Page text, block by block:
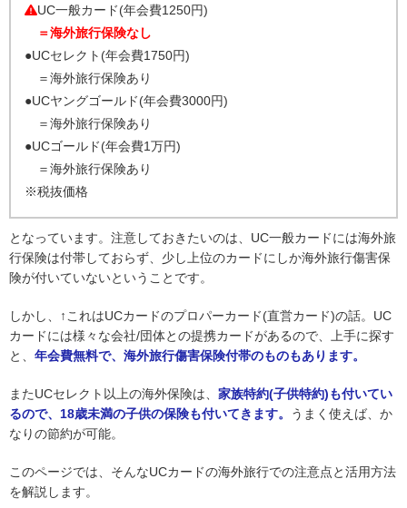
UC一般カード(年会費1250円)
＝海外旅行保険なし
●UCセレクト(年会費1750円)
＝海外旅行保険あり
●UCヤングゴールド(年会費3000円)
＝海外旅行保険あり
●UCゴールド(年会費1万円)
＝海外旅行保険あり
※税抜価格
となっています。注意しておきたいのは、UC一般カードには海外旅
行保険は付帯しておらず、少し上位のカードにしか海外旅行傷害保
険が付いていないということです。
しかし、↑これはUCカードのプロパーカード(直営カード)の話。UC
カードには様々な会社/団体との提携カードがあるので、上手に探す
と、 年会費無料で、海外旅行傷害保険付帯のものもあります。
またUCセレクト以上の海外保険は、 家族特約(子供特約)も付いてい
るので、18歳未満の子供の保険も付いてきます。
うまく使えば、か
なりの節約が可能。
このページでは、そんなUCカードの海外旅行での注意点と活用方法
を解説します。